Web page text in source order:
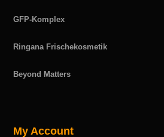
GFP-Komplex
Ringana Frischekosmetik
Beyond Matters
My Account